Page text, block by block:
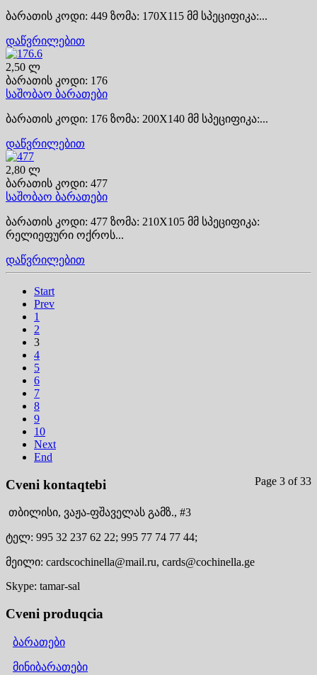
ბარათის კოდი: 449 ზომა: 170X115 მმ სპეციფიკა:...
დაწვრილებით
2,50 ლ
ბარათის კოდი: 176
საშობაო ბარათები
ბარათის კოდი: 176 ზომა: 200X140 მმ სპეციფიკა:...
დაწვრილებით
2,80 ლ
ბარათის კოდი: 477
საშობაო ბარათები
ბარათის კოდი: 477 ზომა: 210X105 მმ სპეციფიკა:
რელიეფური ოქროს...
დაწვრილებით
Start
Prev
1
2
3
4
5
6
7
8
9
10
Next
End
Page 3 of 33
Cveni kontaqtebi
თბილისი, ვაჟა-ფშაველას გამზ., #3
ტელ: 995 32 237 62 22; 995 77 74 77 44;
მეილი: cardscochinella@mail.ru, cards@cochinella.ge
Skype: tamar-sal
Cveni produqcia
ბარათები
მინიბარათები